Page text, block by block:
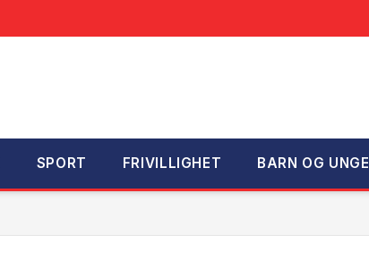
SPORT FRIVILLIGHET BARN OG UNGE